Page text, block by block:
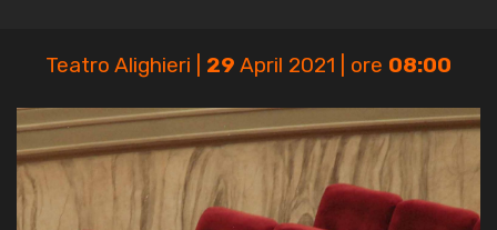
Teatro Alighieri | 29 April 2021 | ore 08:00